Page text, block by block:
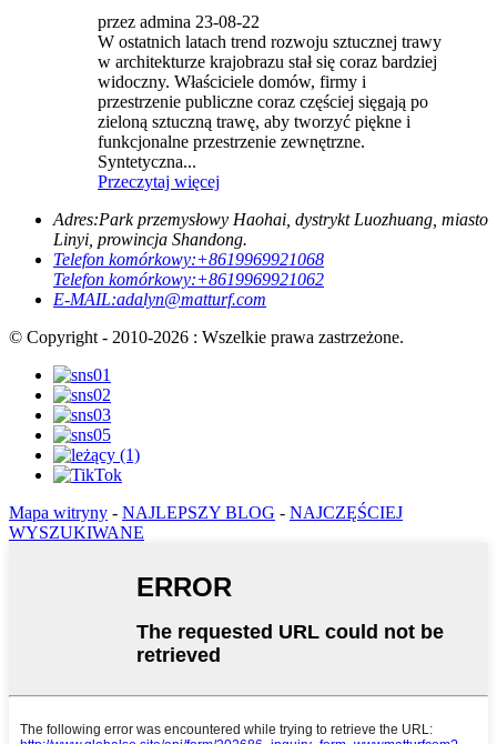
przez admina 23-08-22
W ostatnich latach trend rozwoju sztucznej trawy
w architekturze krajobrazu stał się coraz bardziej
widoczny. Właściciele domów, firmy i
przestrzenie publiczne coraz częściej sięgają po
zieloną sztuczną trawę, aby tworzyć piękne i
funkcjonalne przestrzenie zewnętrzne.
Syntetyczna...
Przeczytaj więcej
Adres:Park przemysłowy Haohai, dystrykt Luozhuang, miasto
Linyi, prowincja Shandong.
Telefon komórkowy:+8619969921068
Telefon komórkowy:+8619969921062
E-MAIL:adalyn@matturf.com
© Copyright - 2010-2026 : Wszelkie prawa zastrzeżone.
Mapa witryny - NAJLEPSZY BLOG - NAJCZĘŚCIEJ
WYSZUKIWANE